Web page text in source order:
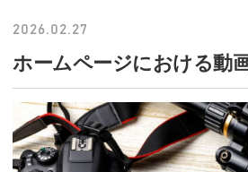
2026.02.27
ホームページにおける動